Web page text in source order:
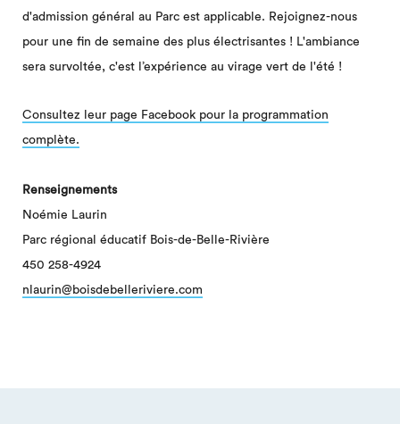
d'admission général au Parc est applicable. Rejoignez-nous
pour une fin de semaine des plus électrisantes ! L'ambiance
sera survoltée, c'est l’expérience au virage vert de l'été !
Consultez leur page Facebook pour la programmation
complète.
Renseignements
Noémie Laurin
Parc régional éducatif Bois-de-Belle-Rivière
450 258-4924
nlaurin@boisdebelleriviere.com